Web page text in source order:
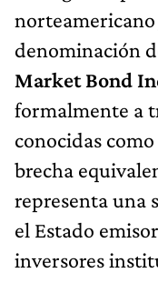
norteamericano
denominación
Market Bond
formalmente a
conocidas
brecha
representa una
el Estado
inversores